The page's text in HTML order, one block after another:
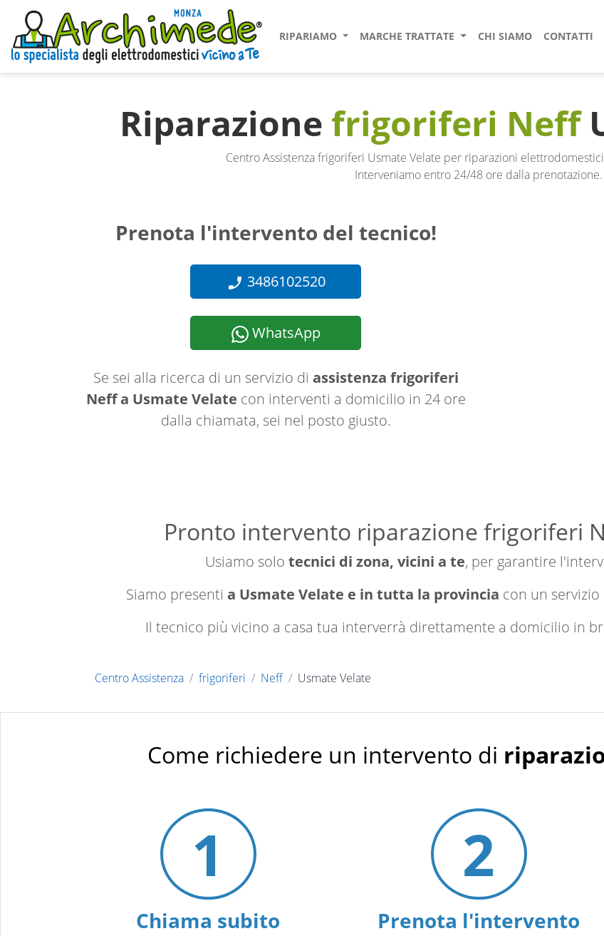
RIPARIAMO MARCHE TRATTATE CHI SIAMO CONTATTI
Riparazione frigoriferi Neff
Centro Assistenza frigoriferi Usmate Velate per riparazioni
Interveniamo entro 24/48 ore dalla prenotazione.
Prenota l'intervento del tecnico!
3486102520
WhatsApp
Se sei alla ricerca di un servizio di assistenza frigoriferi
Neff a Usmate Velate con interventi a domicilio in 24 ore
dalla chiamata, sei nel posto giusto.
Pronto intervento riparazione frigoriferi
Usiamo solo tecnici di zona, vicini a te, per garantire
Siamo presenti a Usmate Velate e in tutta la provincia con un
Il tecnico più vicino a casa tua interverrà direttamente a domicilio in
Centro Assistenza frigoriferi Neff Usmate Velate
Come richiedere un intervento di
1
Chiama subito
2
Prenota l'intervento